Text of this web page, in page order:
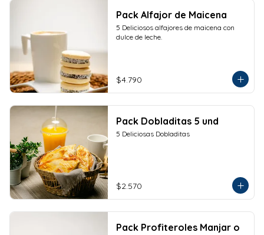
Pack Alfajor de Maicena
5 Deliciosos alfajores de maicena con
dulce de leche.
$4.790
Pack Dobladitas 5 und
5 Deliciosas Dobladitas
$2.570
Pack Profiteroles Manjar o